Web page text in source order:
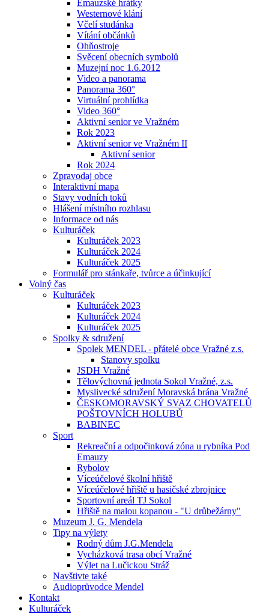
Emauzské hrátky
Westernové klání
Včelí studánka
Vítání občánků
Ohňostroje
Svěcení obecních symbolů
Muzejní noc 1.6.2012
Video a panorama
Panorama 360°
Virtuální prohlídka
Video 360°
Aktivní senior ve Vražném
Rok 2023
Aktivní senior ve Vražném II
Aktivní senior
Rok 2024
Zpravodaj obce
Interaktivní mapa
Stavy vodních toků
Hlášení místního rozhlasu
Informace od nás
Kulturáček
Kulturáček 2023
Kulturáček 2024
Kulturáček 2025
Formulář pro stánkaře, tvůrce a účinkující
Volný čas
Kulturáček
Kulturáček 2023
Kulturáček 2024
Kulturáček 2025
Spolky & sdružení
Spolek MENDEL - přátelé obce Vražné z.s.
Stanovy spolku
JSDH Vražné
Tělovýchovná jednota Sokol Vražné, z.s.
Myslivecké sdružení Moravská brána Vražné
ČESKOMORAVSKÝ SVAZ CHOVATELŮ
POŠTOVNÍCH HOLUBŮ
BABINEC
Sport
Rekreační a odpočinková zóna u rybníka Pod
Emauzy
Rybolov
Víceúčelové školní hřiště
Víceúčelové hřiště u hasičské zbrojnice
Sportovní areál TJ Sokol
Hřiště na malou kopanou - "U drůbežárny"
Muzeum J. G. Mendela
Tipy na výlety
Rodný dům J.G.Mendela
Vycházková trasa obcí Vražné
Výlet na Lučickou Stráž
Navštivte také
Audioprůvodce Mendel
Kontakt
Kulturáček